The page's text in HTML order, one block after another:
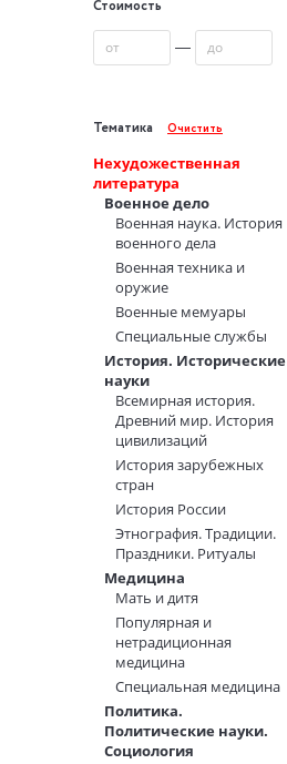
Стоимость
—
Тематика Очистить
Нехудожественная
литература
Военное дело
Военная наука. История
военного дела
Военная техника и
оружие
Военные мемуары
Специальные службы
История. Исторические
науки
Всемирная история.
Древний мир. История
цивилизаций
История зарубежных
стран
История России
Этнография. Традиции.
Праздники. Ритуалы
Медицина
Мать и дитя
Популярная и
нетрадиционная
медицина
Специальная медицина
Политика.
Политические науки.
Социология